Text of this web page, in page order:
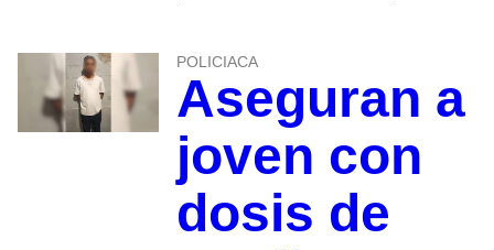
POLICIACA
Aseguran a
joven con
dosis de